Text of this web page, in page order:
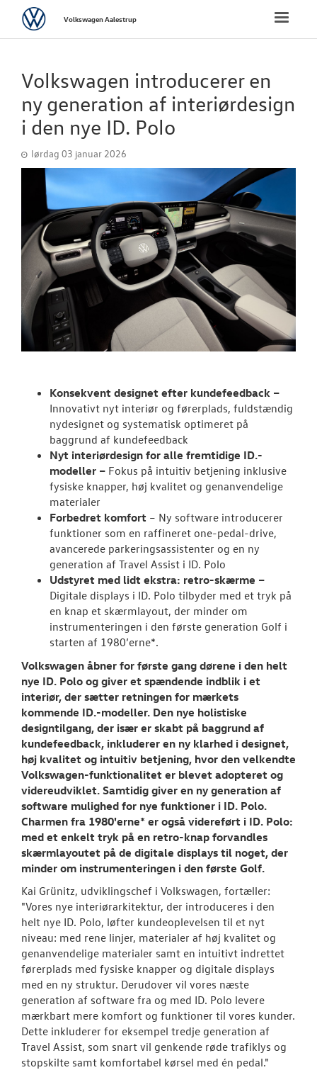
NYE
BRUGTE BILER
VÆRKSTED
NYHEDER
Tilmeld dig
Danmarks
Aktuelt
OM OS
Toggle
VolkswagenVolkswagen Aalestrup
Volkswagen introducerer en
ny generation af interiørdesign
i den nye ID. Polo
lørdag 03 januar 2026
Konsekvent designet efter kundefeedback –
Innovativt nyt interiør og førerplads, fuldstændig
nydesignet og systematisk optimeret på
baggrund af kundefeedback
Nyt interiørdesign for alle fremtidige ID.-
modeller – Fokus på intuitiv betjening inklusive
fysiske knapper, høj kvalitet og genanvendelige
materialer
Forbedret komfort – Ny software introducerer
funktioner som en raffineret one-pedal-drive,
avancerede parkeringsassistenter og en ny
generation af Travel Assist i ID. Polo
Udstyret med lidt ekstra: retro-skærme –
Digitale displays i ID. Polo tilbyder med et tryk på
en knap et skærmlayout, der minder om
instrumenteringen i den første generation Golf i
starten af 1980’erne*.
Volkswagen åbner for første gang dørene i den helt
nye ID. Polo og giver et spændende indblik i et
interiør, der sætter retningen for mærkets
kommende ID.-modeller. Den nye holistiske
designtilgang, der især er skabt på baggrund af
kundefeedback, inkluderer en ny klarhed i designet,
høj kvalitet og intuitiv betjening, hvor den velkendte
Volkswagen-funktionalitet er blevet adopteret og
videreudviklet. Samtidig giver en ny generation af
software mulighed for nye funktioner i ID. Polo.
Charmen fra 1980'erne* er også videreført i ID. Polo:
med et enkelt tryk på en retro-knap forvandles
skærmlayoutet på de digitale displays til noget, der
minder om instrumenteringen i den første Golf.
Kai Grünitz, udviklingschef i Volkswagen, fortæller:
"Vores nye interiørarkitektur, der introduceres i den
helt nye ID. Polo, løfter kundeoplevelsen til et nyt
niveau: med rene linjer, materialer af høj kvalitet og
genanvendelige materialer samt en intuitivt indrettet
førerplads med fysiske knapper og digitale displays
med en ny struktur. Derudover vil vores næste
generation af software fra og med ID. Polo levere
mærkbart mere komfort og funktioner til vores kunder.
Dette inkluderer for eksempel tredje generation af
Travel Assist, som snart vil genkende røde trafiklys og
stopskilte samt komfortabel kørsel med én pedal."